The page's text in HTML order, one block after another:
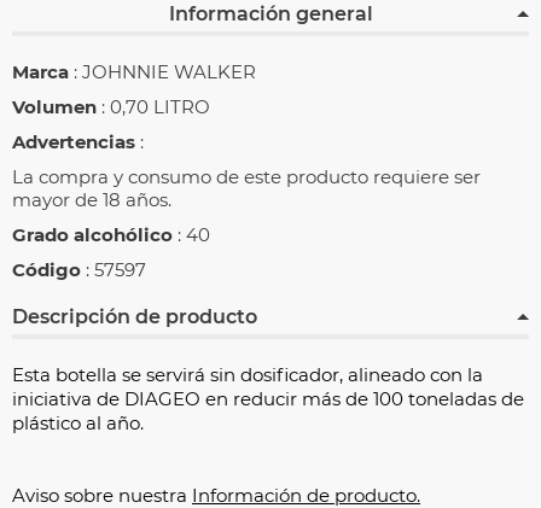
Información general
Marca : JOHNNIE WALKER
Volumen : 0,70 LITRO
Advertencias :
La compra y consumo de este producto requiere ser
mayor de 18 años.
Grado alcohólico : 40
Código : 57597
Descripción de producto
Esta botella se servirá sin dosificador, alineado con la
iniciativa de DIAGEO en reducir más de 100 toneladas de
plástico al año.
Aviso sobre nuestra Información de producto.